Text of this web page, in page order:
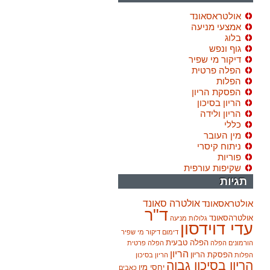
אולטראסאונד
אמצעי מניעה
בלוג
גוף ונפש
דיקור מי שפיר
הפלה פרטית
הפלות
הפסקת הריון
הריון בסיכון
הריון ולידה
כללי
מין העובר
ניתוח קיסרי
פוריות
שקיפות עורפית
תגיות
אולטראסאונדאולטרה סאונד
אולטרהסאונד גלולות מניעה ד"ר
עדי דוידסון דימום דיקור מי שפיר
הורמונים הפלה הפלה טבעית הפלה פרטית
הפלות הפסקת הריון הריון הריון בסיכון
הריון בסיכון גבוה יחסי מין כאבים